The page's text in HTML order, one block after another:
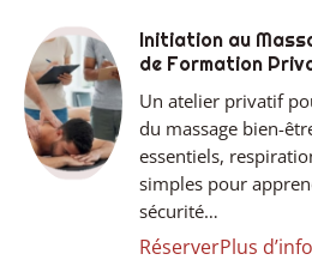
Initiation au
de Formation
Un atelier privatif
du massage bien-
essentiels,
simples pour
sécurité…
RéserverPlus